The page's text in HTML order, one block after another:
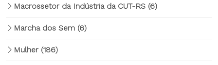
Macrossetor da Indústria da CUT-RS (6)
Marcha dos Sem (6)
Mulher (186)